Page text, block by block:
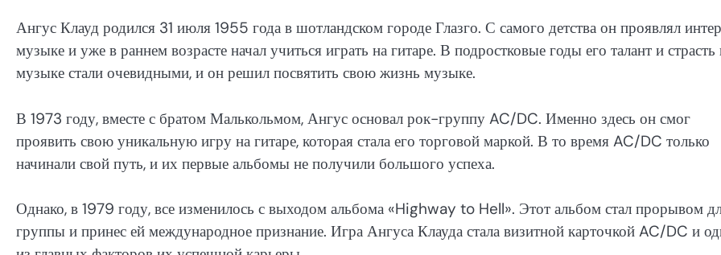
Ангус Клауд родился 31 июля 1955 года в шотландском городе Глазго. С самого детства он проявлял
музыке и уже в раннем возрасте начал учиться играть на гитаре. В подростковые годы его талант и страсть
музыке стали очевидными, и он решил посвятить свою жизнь музыке.
В 1973 году, вместе с братом Малькольмом, Ангус основал рок-группу AC/DC. Именно здесь он смог
проявить свою уникальную игру на гитаре, которая стала его торговой маркой. В то время AC/DC только
начинали свой путь, и их первые альбомы не получили большого успеха.
Однако, в 1979 году, все изменилось с выходом альбома «Highway to Hell». Этот альбом стал прорывом
группы и принес ей международное признание. Игра Ангуса Клауда стала визитной карточкой AC/DC и